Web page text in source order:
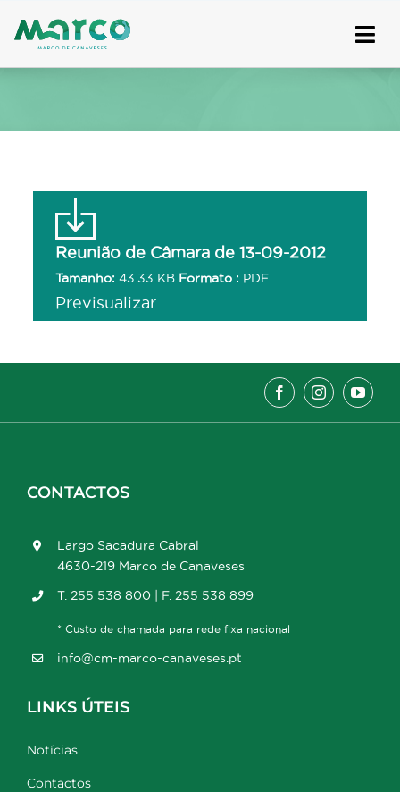
to
Reunião de Câmara de 13-09-2012
Tamanho: 43.33 KB Formato : PDF
Previsualizar
CONTACTOS
Largo Sacadura Cabral
4630-219 Marco de Canaveses
T. 255 538 800 | F. 255 538 899
* Custo de chamada para rede fixa nacional
info@cm-marco-canaveses.pt
LINKS ÚTEIS
Notícias
Contactos